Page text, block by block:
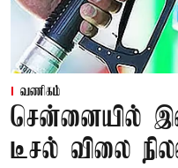
வணிகம்
சென்னையில்
டீசல் விலை